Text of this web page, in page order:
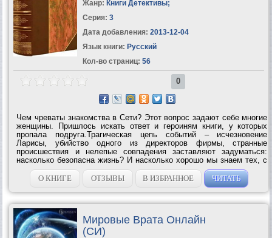
Жанр: Книги Детективы;
Серия: 3
Дата добавления: 2013-12-04
Язык книги: Русский
Кол-во страниц: 56
0
Чем чреваты знакомства в Сети? Этот вопрос задают себе многие
женщины. Пришлось искать ответ и героиням книги, у которых
пропала подруга.Трагическая цепь событий – исчезновение
Ларисы, убийство одного из директоров фирмы, странные
происшествия и нелепые совпадения заставляют задуматься:
насколько безопасна жизнь? И насколько хорошо мы знаем тех, с
кем проводим все рабочее время на сжатом пространстве
обычного офиса? Жизнь резко...
О КНИГЕ ОТЗЫВЫ В ИЗБРАННОЕ ЧИТАТЬ
Мировые Врата Онлайн
(СИ)